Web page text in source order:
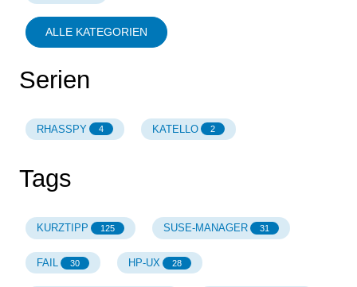
ALLE KATEGORIEN
Serien
RHASSPY 4 KATELLO 2
Tags
KURZTIPP 125 SUSE-MANAGER 31
FAIL 30 HP-UX 28